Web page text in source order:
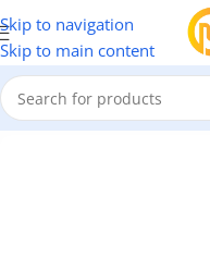
Skip to navigation
Skip to main content
Accueil/INFORMATIQUE/